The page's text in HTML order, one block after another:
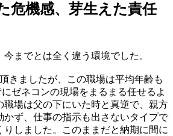
危機感、芽生えた責任
までとは全く違う環境でした。
きましたが、この職場は平均年齢も
ゼネコンの現場をまるまる任せるよ
職場は父の下にいた時と真逆で、親方
かず、仕事の指示も出さないタイプで
りしました。このままだと納期に間に